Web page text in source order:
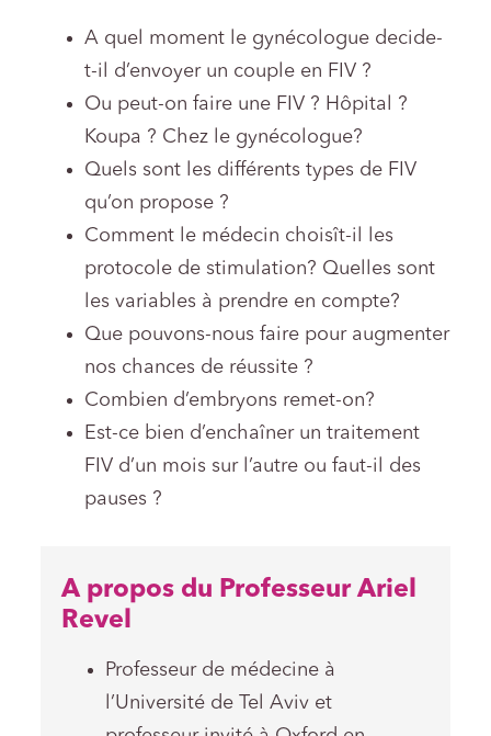
A quel moment le gynécologue decide-
t-il d’envoyer un couple en FIV ?
Ou peut-on faire une FIV ? Hôpital ?
Koupa ? Chez le gynécologue?
Quels sont les différents types de FIV
qu’on propose ?
Comment le médecin choisît-il les
protocole de stimulation? Quelles sont
les variables à prendre en compte?
Que pouvons-nous faire pour augmenter
nos chances de réussite ?
Combien d’embryons remet-on?
Est-ce bien d’enchaîner un traitement
FIV d’un mois sur l’autre ou faut-il des
pauses ?
A propos du Professeur Ariel
Revel
Professeur de médecine à
l’Université de Tel Aviv et